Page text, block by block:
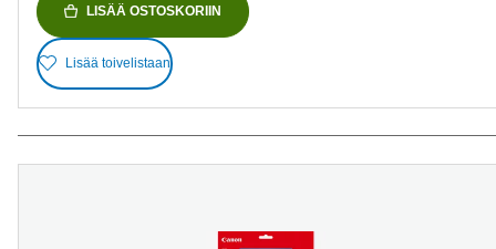
LISÄÄ OSTOSKORIIN
Lisää toivelistaan